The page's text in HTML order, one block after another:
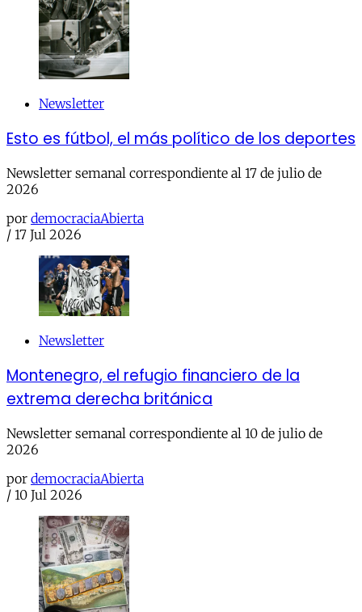
Newsletter
Esto es fútbol, el más político de los deportes
Newsletter semanal correspondiente al 17 de julio de
2026
por democraciaAbierta
/ 17 Jul 2026
Newsletter
Montenegro, el refugio financiero de la
extrema derecha británica
Newsletter semanal correspondiente al 10 de julio de
2026
por democraciaAbierta
/ 10 Jul 2026